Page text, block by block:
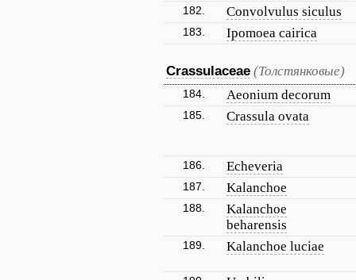
182. Convolvulus siculus
183. Ipomoea cairica
Crassulaceae (Толстянковые)
184. Aeonium decorum
185. Crassula ovata
186. Echeveria
187. Kalanchoe
188.
Kalanchoe
beharensis
189. Kalanchoe luciae